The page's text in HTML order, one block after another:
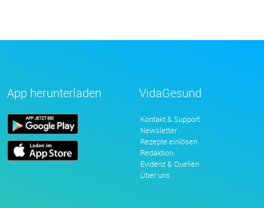
App herunterladen VidaGesund
Kontakt & Support
Newsletter
Rezepte einlösen
Redaktion
Evidenz & Quellen
Über uns